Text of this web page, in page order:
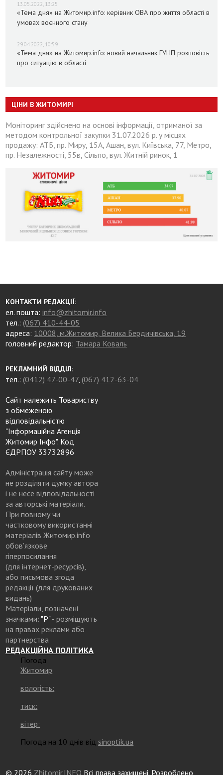
13.05.2022, 13:25
«Тема дня» на Житомир.info: керівник ОВА про життя області в
умовах воєнного стану
29.04.2022, 10:59
«Тема дня» на Житомир.info: новий начальник ГУНП розповість
про ситуацію в області
ЦІНИ В ЖИТОМИРІ
Моніторинг здійснено на основі інформації, отриманої за
методом контрольної закупки 31.07.2026 р. у місцях
продажу: АТБ, пр. Миру, 15А, Ашан, вул. Київська, 77, Метро,
пр. Незалежності, 55в, Сільпо, вул. Житній ринок, 1
КОНТАКТИ РЕДАКЦІЇ:
ел. пошта:info@zhitomir.info
тел.: (067) 410-44-05
адреса: 10008, м.Житомир, Велика Бердичівська, 19
головний редактор: Тамара Коваль
РЕКЛАМНИЙ ВІДДІЛ:
тел.: (0412) 47-00-47, (067) 412-63-04
Сайт належить Товариству
з обмеженою
відповідальністю
"Інформаційна Агенція
Житомир Інфо". Код
ЄДРПОУ 33732896
Адміністрація сайту може
не розділяти думку автора
і не несе відповідальності
за авторські матеріали.
При повному чи
частковому використанні
матеріалів Житомир.info
обов’язкове
гіперпосилання
(для інтернет-ресурсів),
або письмова згода
редакції (для друкованих
видань)
Матеріали, позначені
значками: "Р"- розміщують
на правах реклами або
партнерства
РЕДАКЦІЙНА ПОЛІТИКА
Погода
Житомир
вологість:
тиск:
вітер:
Погода на 10 днів відsinoptik.ua
© 2026 Zhitomir.INFO Всі права захищені. Розроблено